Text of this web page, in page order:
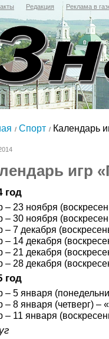
Редакция Реклама в
Спорт Календарь
игр
год
– 23 ноября
– 30 ноября
– 7 декабря
– 14 декабря
– 21 декабря
– 28 декабря
год
– 5 января
– 8 января (четверг) –
– 11 января